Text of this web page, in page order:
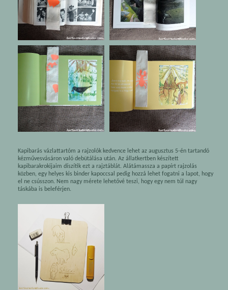
Kapibarás vázlattartóm a rajzolók kedvence lehet az augusztus 5-én tartandó
kézművesvásáron való debütálása után. Az állatkertben készített
kapibarakrokijaim díszítik ezt a rajztáblát. Alátámassza a papírt rajzolás
közben, egy helyes kis binder kapoccsal pedig hozzá lehet fogatni a lapot, hogy
el ne csússzon. Nem nagy mérete lehetővé teszi, hogy egy nem túl nagy
táskába is beleférjen.